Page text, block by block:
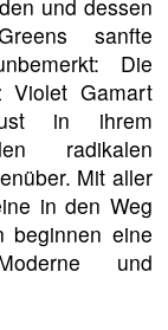
und dessen
sanfte
Die
Violet Gamart
in ihrem
radikalen
Mit aller
in den Weg
beginnen eine
und